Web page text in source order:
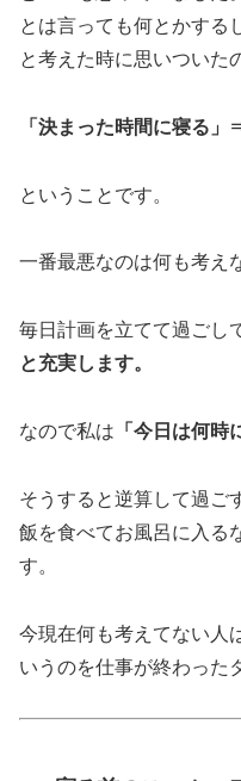
とは言っても何とかする
と考えた時に思いついた
「決まった時間に寝る
ということです。
一番最悪なのは何も考え
毎日計画を立てて過ごし
と充実します。
なので私は 「今日は何時
そうすると逆算して過ご
飯を食べてお風呂に入る
す。
今現在何も考えてない人
いうのを仕事が終わった